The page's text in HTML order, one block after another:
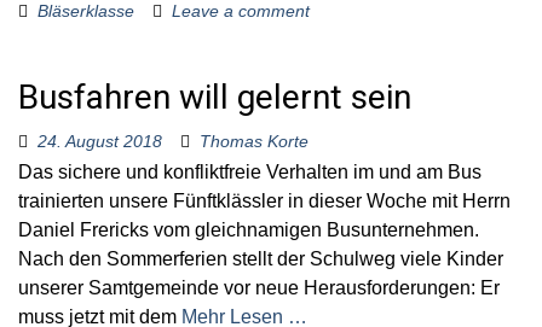
Bläserklasse Leave a comment
Busfahren will gelernt sein
24. August 2018 Thomas Korte
Das sichere und konfliktfreie Verhalten im und am Bus
trainierten unsere Fünftklässler in dieser Woche mit Herrn
Daniel Frericks vom gleichnamigen Busunternehmen.
Nach den Sommerferien stellt der Schulweg viele Kinder
unserer Samtgemeinde vor neue Herausforderungen: Er
muss jetzt mit dem Mehr Lesen …